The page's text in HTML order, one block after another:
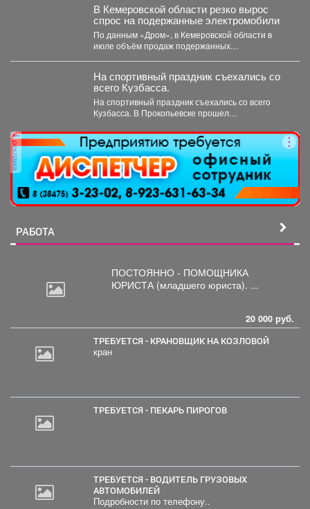
В Кемеровской области резко вырос
спрос на подержанные электромобили
По данным «Дром», в Кемеровской области в
июле объём продаж подержанных
На спортивный праздник съехались со
всего Кузбасса.
На спортивный праздник съехались со всего
Кузбасса. В Прокопьевске прошел
реклама
РАБОТА
ПОСТОЯННО - ПОМОЩНИКА
ЮРИСТА
(младшего юриста). ...
20 000 руб.
ТРЕБУЕТСЯ - КРАНОВЩИК НА КОЗЛОВОЙ
кран
ТРЕБУЕТСЯ - ПЕКАРЬ ПИРОГОВ
ТРЕБУЕТСЯ - ВОДИТЕЛЬ ГРУЗОВЫХ
АВТОМОБИЛЕЙ
Подробности по телефону..